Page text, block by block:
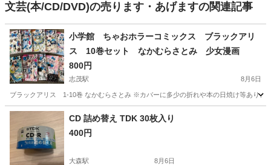
文芸(本/CD/DVD)の売ります・あげますの関連記事
小学館 ちゃおホラーコミックス ブラックアリ
ス 10巻セット なかむらさとみ 少女漫画
800円
志茂駅 8月6日
ブラックアリス 1-10巻 なかむらさとみ ※カバーに多少の折れや本の日焼け等ありま
東京 北区 志茂駅 マンガ、コミック、アニメ
CD 詰め替え TDK 30枚入り
400円
大森駅 8月6日